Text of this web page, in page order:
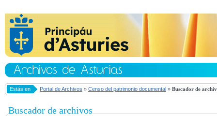
Estás en Portal de Archivos » Censo del patrimonio documental » Buscador de
Buscador de archivos